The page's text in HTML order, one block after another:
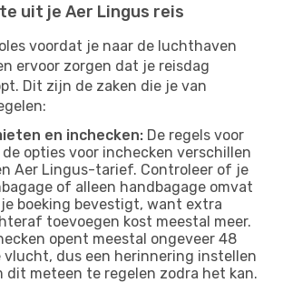
uit je Aer Lingus reis
voordat je naar de luchthaven
ervoor zorgen dat je reisdag
Dit zijn de zaken die je van
en inchecken: De regels voor
de opties voor inchecken verschillen
Aer Lingus-tarief. Controleer of je
of alleen handbagage omvat
boeking bevestigt, want extra
toevoegen kost meestal meer.
opent meestal ongeveer 48
vlucht, dus een herinnering instellen
dit meteen te regelen zodra het kan.